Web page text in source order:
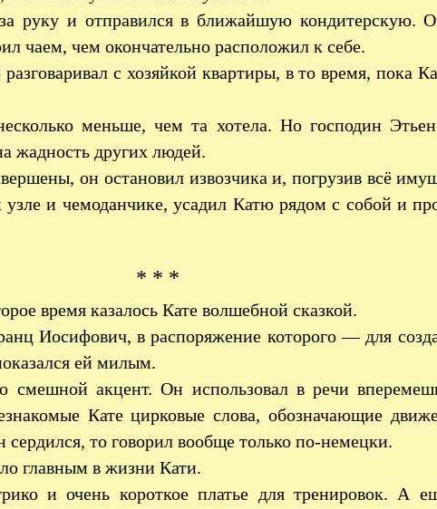
руку и отправился в ближайшую кондитерскую.
чаем, чем окончательно расположил к себе.
с хозяйкой квартиры, в то время, пока
меньше, чем та хотела. Но господин
жадность других людей.
он остановил извозчика и, погрузив всё
и чемоданчике, усадил Катю рядом с собой и
* * *
время казалось Кате волшебной сказкой.
Иосифович, в распоряжение которого — для
ей милым.
смешной акцент. Он использовал в речи
Кате цирковые слова, обозначающие
то говорил вообще только по-немецки.
главным в жизни Кати.
и очень короткое платье для тренировок. А